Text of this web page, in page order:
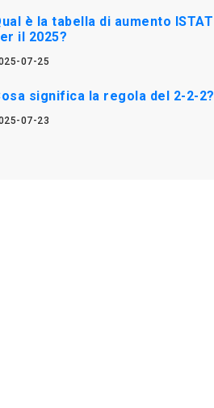
è la tabella di aumento ISTAT
il 2025?
07-25
significa la regola del 2-2-2?
07-23